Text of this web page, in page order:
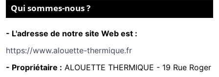
Qui sommes-nous ?
- L'adresse de notre site Web est :
https://www.alouette-thermique.fr
- Propriétaire : ALOUETTE THERMIQUE - 19 Rue Roger